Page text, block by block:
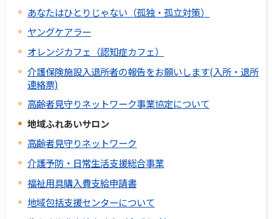
あなたはひとりじゃない（孤独・孤立対策）
ヤングケアラー
オレンジカフェ（認知症カフェ）
介護保険施設入退所者の報告をお願いします(入所・退所
連絡票)
高齢者見守りネットワーク事業協定について
地域ふれあいサロン
高齢者見守りネットワーク
介護予防・日常生活支援総合事業
福祉用具購入費支給申請書
地域包括支援センターについて